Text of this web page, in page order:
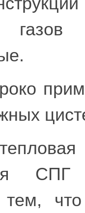
СПГ
тем,